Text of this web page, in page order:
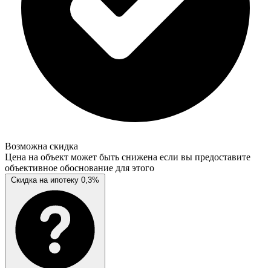
Возможна скидка
Цена на объект может быть снижена если вы предоставите
объективное обоснование для этого
Скидка на ипотеку 0,3%